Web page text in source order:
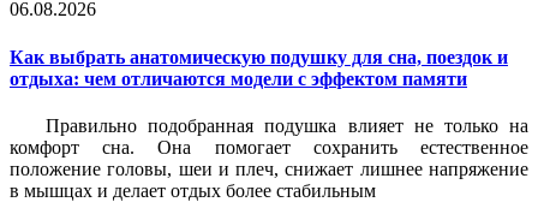
06.08.2026
Как выбрать анатомическую подушку для сна, поездок и
отдыха: чем отличаются модели с эффектом памяти
Правильно подобранная подушка влияет не только на
комфорт сна. Она помогает сохранить естественное
положение головы, шеи и плеч, снижает лишнее напряжение
в мышцах и делает отдых более стабильным